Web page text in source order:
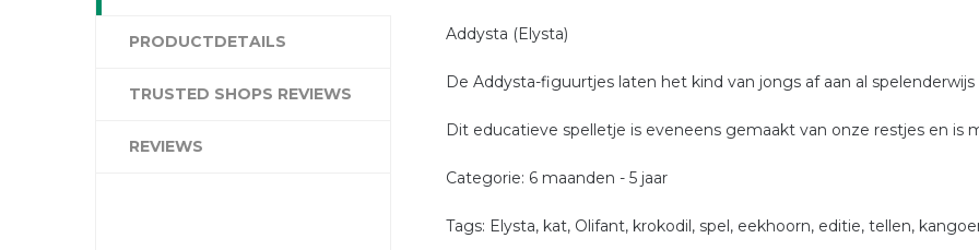
PRODUCTDETAILS
TRUSTED SHOPS REVIEWS
REVIEWS
Addysta (Elysta)
De Addysta-figuurtjes laten het kind van jongs af aan al spelenderwijs
Dit educatieve spelletje is eveneens gemaakt van onze restjes en is
Categorie: 6 maanden - 5 jaar
Tags: Elysta, kat, Olifant, krokodil, spel, eekhoorn, editie, tellen,